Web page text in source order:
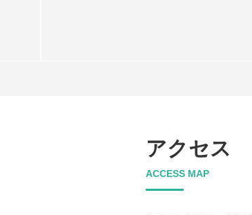
アクセス
ACCESS MAP